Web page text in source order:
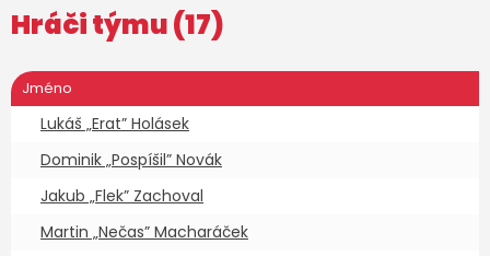
Hráči týmu (17)
Jméno
Lukáš „Erat” Holásek
Dominik „Pospíšil” Novák
Jakub „Flek” Zachoval
Martin „Nečas” Macharáček